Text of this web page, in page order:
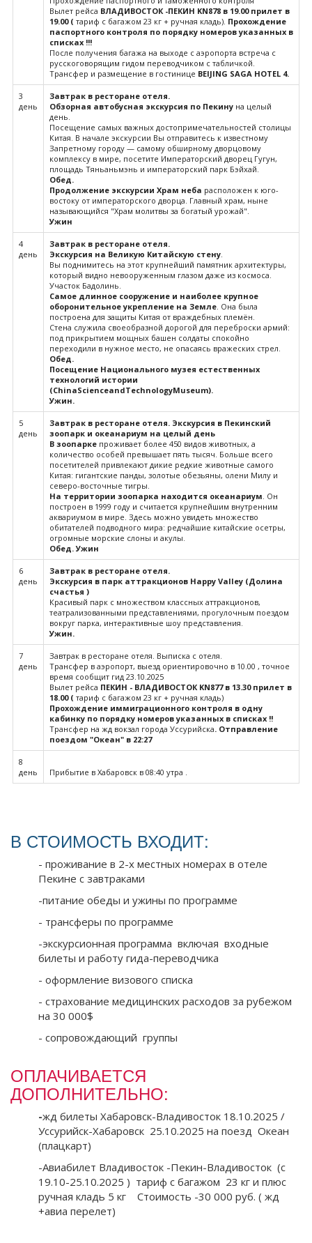
Вылет рейса ВЛАДИВОСТОК -ПЕКИН KN878 в 19.00 прилет в
19.00 ( тариф с багажом 23 кг + ручная кладь). Прохождение
паспортного контроля по порядку номеров указанных в
списках !!!
После получения багажа на выходе с аэропорта встреча с
русскоговорящим гидом переводчиком с табличкой.
Трансфер и размещение в гостинице BEIJING SAGA HOTEL 4.
3
день
Завтрак в ресторане отеля.
Обзорная автобусная экскурсия по Пекину на целый
день.
Посещение самых важных достопримечательностей столицы
Китая. В начале экскурсии Вы отправитесь к известному
Запретному городу — самому обширному дворцовому
комплексу в мире, посетите Императорский дворец Гугун,
площадь Тяньаньмэнь и императорский парк Бэйхай.
Обед.
Продолжение экскурсии Храм неба расположен к юго-
востоку от императорского дворца. Главный храм, ныне
называющийся "Храм молитвы за богатый урожай".
Ужин
4
день
Завтрак в ресторане отеля.
Экскурсия на Великую Китайскую стену
Вы поднимитесь на этот крупнейший памятник архитектуры,
который видно невооруженным глазом даже из космоса.
Участок Бадолинь.
Самое длинное сооружение и наиболее крупное
оборонительное укрепление на Земле . Она была
построена для защиты Китая от враждебных племён.
Стена служила своеобразной дорогой для переброски армий:
под прикрытием мощных башен солдаты спокойно
переходили в нужное место, не опасаясь вражеских стрел.
Обед.
Посещение Национального музея естественных
технологий истории
(ChinaScienceandTechnologyMuseum).
Ужин.
5
день
Завтрак в ресторане отеля. Экскурсия в Пекинский
зоопарк и океанариум на целый день
В зоопарке проживает более 450 видов животных, а
количество особей превышает пять тысяч. Больше всего
посетителей привлекают дикие редкие животные самого
Китая: гигантские панды, золотые обезьяны, олени Милу и
северо-восточные тигры.
На территории зоопарка находится океанариум . Он
построен в 1999 году и считается крупнейшим внутренним
аквариумом в мире. Здесь можно увидеть множество
обитателей подводного мира: редчайшие китайские осетры,
огромные морские слоны и акулы.
Обед. Ужин
6
день
Завтрак в ресторане отеля.
Экскурсия в парк аттракционов Happy Valley (Долина
счастья )
Красивый парк с множеством классных аттракционов,
театрализованными представлениями, прогулочным поездом
вокруг парка, интерактивные шоу представления.
Ужин.
7
день
Завтрак в ресторане отеля. Выписка с отеля.
Трансфер в аэропорт, выезд ориентировочно в 10.00 , точное
время сообщит гид 23.10.2025
Вылет рейса ПЕКИН - ВЛАДИВОСТОК KN877 в 13.30 прилет в
18.00 ( тариф с багажом 23 кг + ручная кладь)
Прохождение иммиграционного контроля в одну
кабинку по порядку номеров указанных в списках !!
Трансфер на жд вокзал города Уссурийска. Отправление
поездом "Океан" в 22:27
8
день
Прибытие в Хабаровск в 08:40 утра .
В СТОИМОСТЬ ВХОДИТ:
- проживание в 2-х местных номерах в отеле
Пекине c завтраками
-питание обеды и ужины по программе
- трансферы по программе
-экскурсионная программа включая входные
билеты и работу гида-переводчика
- оформление визового списка
- страхование медицинских расходов за рубежом
на 30 000$
- сопровождающий группы
ОПЛАЧИВАЕТСЯ
ДОПОЛНИТЕЛЬНО:
-жд билеты Хабаровск-Владивосток 18.10.2025 /
Уссурийск-Хабаровск 25.10.2025 на поезд Океан
(плацкарт)
-Авиабилет Владивосток -Пекин-Владивосток (с
19.10-25.10.2025 ) тариф с багажом 23 кг и плюс
ручная кладь 5 кг Стоимость -30 000 руб. ( жд
+авиа перелет)